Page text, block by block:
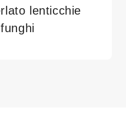
lenticchie